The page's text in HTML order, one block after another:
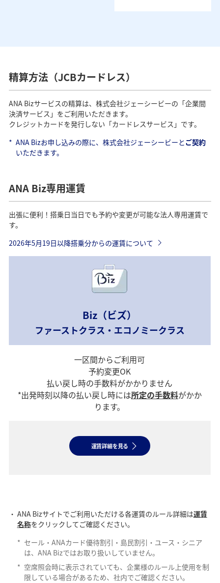
精算方法（JCBカードレス）
ANA Bizサービスの精算は、株式会社ジェーシービーの「企業間
決済サービス」をご利用いただきます。
クレジットカードを発行しない「カードレスサービス」です。
* ANA Bizお申し込みの際に、株式会社ジェーシービーとご契約
いただきます。
ANA Biz専用運賃
出張に便利！搭乗日当日でも予約や変更が可能な法人専用運賃で
す。
2026年5月19日以降搭乗分からの運賃について
Biz（ビズ）
ファーストクラス・エコノミークラス
一区間からご利用可
予約変更OK
払い戻し時の手数料がかかりません
*出発時刻以降の払い戻し時には所定の手数料がかか
ります。
運賃詳細を見る
ANA Bizサイトでご利用いただける各運賃のルール詳細は運賃
名称をクリックしてご確認ください。
* セール・ANAカード優待割引・島民割引・ユース・シニア
は、ANA Bizではお取り扱いしていません。
* 空席照会時に表示されていても、企業様のルール上使用を制
限している場合があるため、社内でご確認ください。